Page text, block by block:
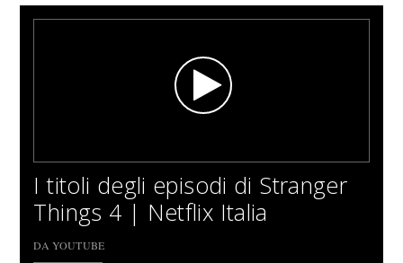
I titoli degli episodi di Stranger
Things 4 | Netflix Italia
DA YOUTUBE